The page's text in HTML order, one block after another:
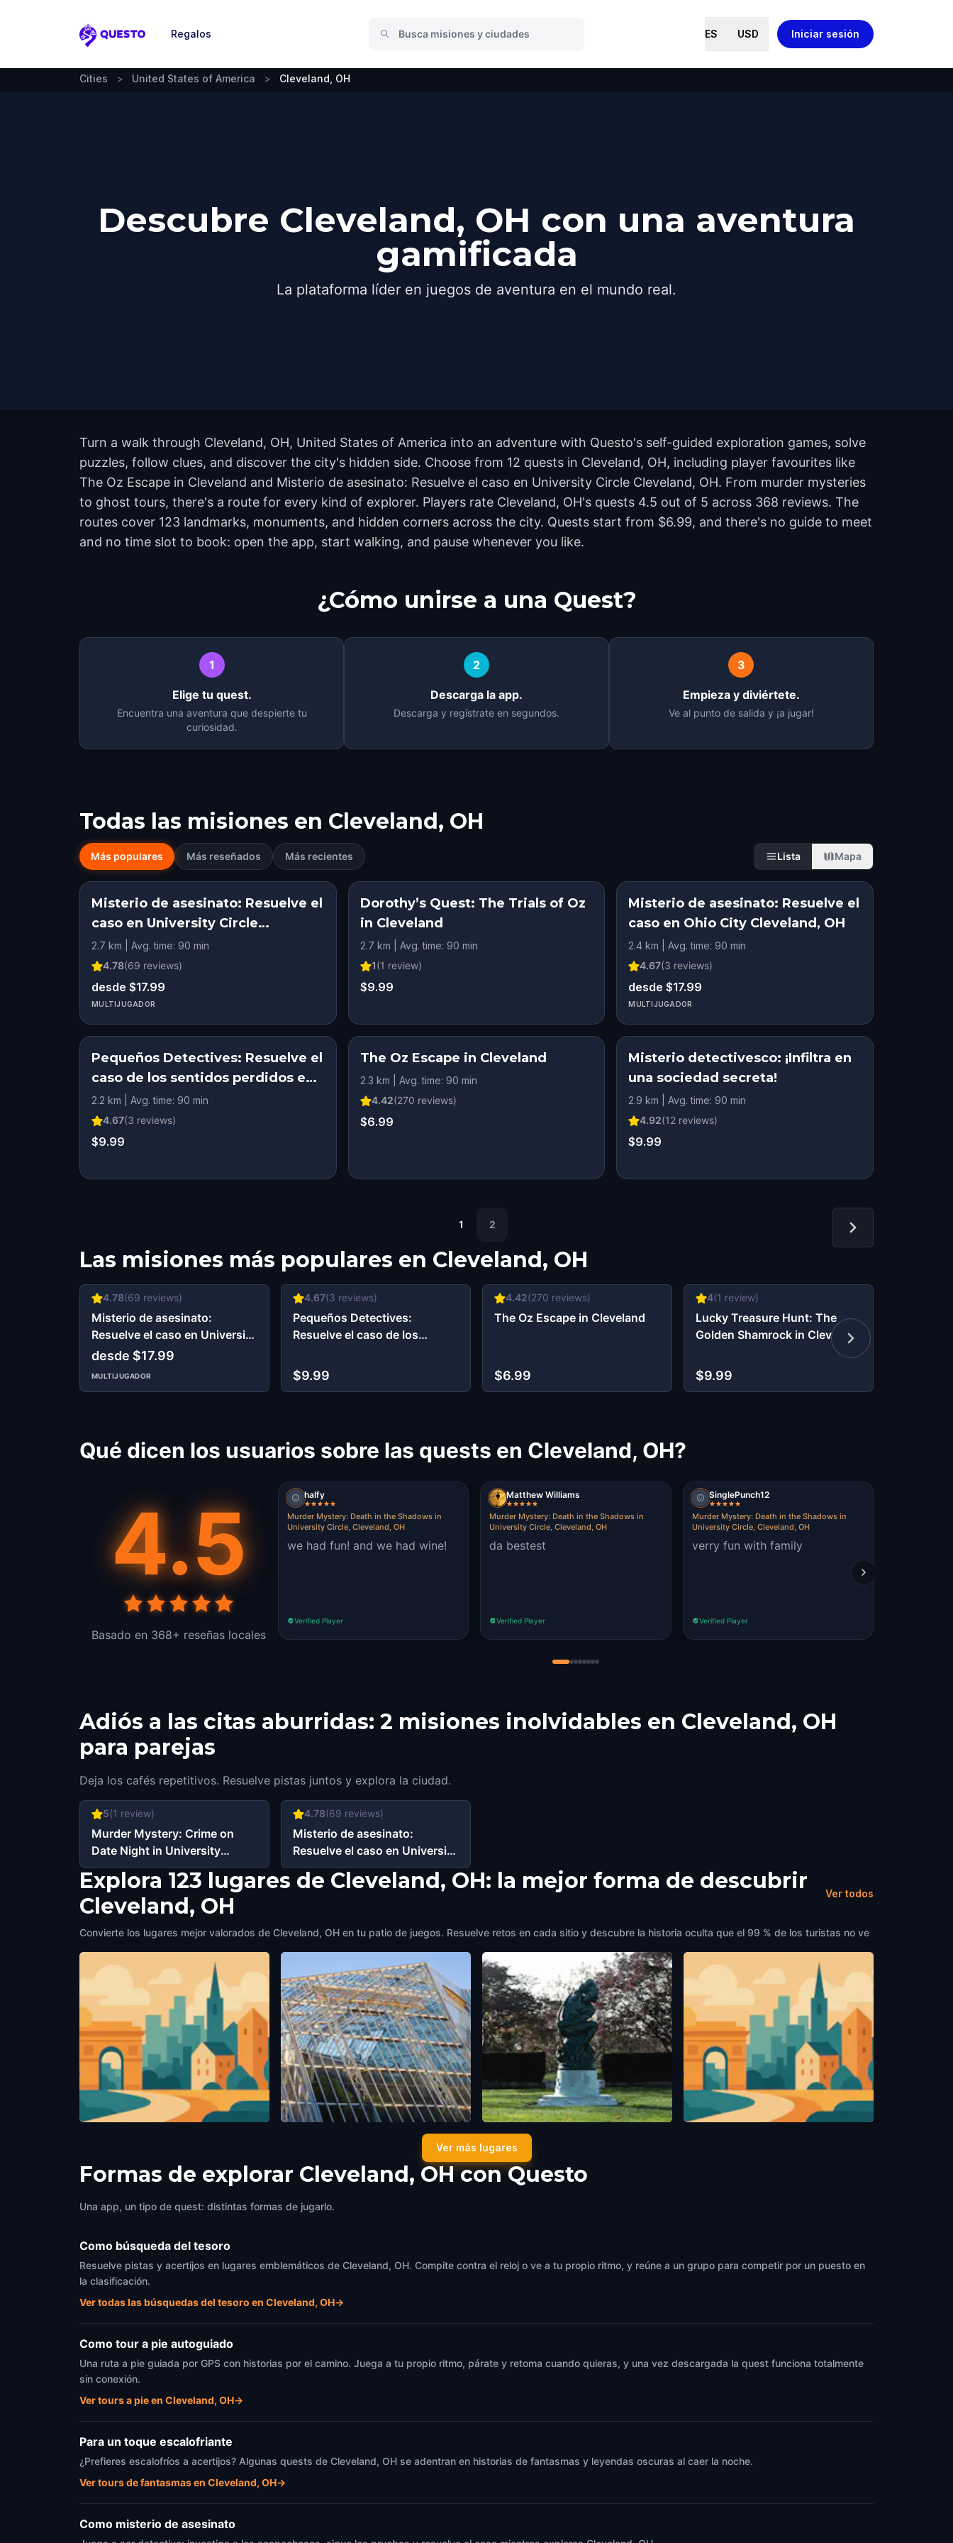
Questo
Regalos ES USD Iniciar sesión
Cities > United States of America > Cleveland, OH
Descubre Cleveland, OH con una aventura
gamificada
La plataforma líder en juegos de aventura en el mundo real.
Turn a walk through Cleveland, OH, United States of America into an adventure with Questo's self-guided exploration games, solve
puzzles, follow clues, and discover the city's hidden side. Choose from 12 quests in Cleveland, OH, including player favourites like
The Oz Escape in Cleveland and Misterio de asesinato: Resuelve el caso en University Circle Cleveland, OH. From murder mysteries
to ghost tours, there's a route for every kind of explorer. Players rate Cleveland, OH's quests 4.5 out of 5 across 368 reviews. The
routes cover 123 landmarks, monuments, and hidden corners across the city. Quests start from $6.99, and there's no guide to meet
and no time slot to book: open the app, start walking, and pause whenever you like.
¿Cómo unirse a una Quest?
1
Elige tu quest.
Encuentra una aventura que despierte tu
curiosidad.
2
Descarga la app.
Descarga y regístrate en segundos.
3
Empieza y diviértete.
Ve al punto de salida y ¡a jugar!
Todas las misiones en Cleveland, OH
Más populares Más reseñados Más recientes Lista Mapa
Misterio de asesinato: Resuelve el
caso en University Circle
Cleveland, OH
2.7 km | Avg. time: 90 min
4.78(69 reviews)
desde $17.99
MULTIJUGADOR
Dorothy’s Quest: The Trials of Oz
in Cleveland
2.7 km | Avg. time: 90 min
1(1 review)
$9.99
Misterio de asesinato: Resuelve el
caso en Ohio City Cleveland, OH
2.4 km | Avg. time: 90 min
4.67(3 reviews)
desde $17.99
MULTIJUGADOR
Pequeños Detectives: Resuelve el
caso de los sentidos perdidos en
Cleveland, OH
2.2 km | Avg. time: 90 min
4.67(3 reviews)
$9.99
The Oz Escape in Cleveland
2.3 km | Avg. time: 90 min
4.42(270 reviews)
$6.99
Misterio detectivesco: ¡Infiltra en
una sociedad secreta!
2.9 km | Avg. time: 90 min
4.92(12 reviews)
$9.99
1 2
Las misiones más populares en Cleveland, OH
4.78(69 reviews)
Misterio de asesinato:
Resuelve el caso en University
Circle Cleveland, OH
desde $17.99
MULTIJUGADOR
4.67(3 reviews)
Pequeños Detectives:
Resuelve el caso de los
Cleveland, OH
$9.99
4.42(270 reviews)
The Oz Escape in Cleveland
$6.99
4(1 review)
Lucky Treasure Hunt: The
Golden Shamrock in Cleveland
$9.99
Qué dicen los usuarios sobre las quests en Cleveland, OH?
4.5
Basado en 368+ reseñas locales
halfy
Murder Mystery: Death in the Shadows in
University Circle, Cleveland, OH
we had fun! and we had wine!
Verified Player
Matthew Williams
Murder Mystery: Death in the Shadows in
University Circle, Cleveland, OH
da bestest
Verified Player
SinglePunch12
Murder Mystery: Death in the Shadows in
University Circle, Cleveland, OH
verry fun with family
Verified Player
Adiós a las citas aburridas: 2 misiones inolvidables en Cleveland, OH
para parejas
Deja los cafés repetitivos. Resuelve pistas juntos y explora la ciudad.
5(1 review)
Murder Mystery: Crime on
Date Night in University
Circle, Cleveland, OH
4.78(69 reviews)
Misterio de asesinato:
Resuelve el caso en University
Circle Cleveland, OH
Explora 123 lugares de Cleveland, OH: la mejor forma de descubrir
Cleveland, OH
Ver todos
Convierte los lugares mejor valorados de Cleveland, OH en tu patio de juegos. Resuelve retos en cada sitio y descubre la historia oculta que el 99 % de los turistas no ve
Cleveland Botanical Garden
United States of America
Cleveland Museum of Art
Cleveland, OH
Ver más lugares
Formas de explorar Cleveland, OH con Questo
Una app, un tipo de quest: distintas formas de jugarlo.
Como búsqueda del tesoro
Resuelve pistas y acertijos en lugares emblemáticos de Cleveland, OH. Compite contra el reloj o ve a tu propio ritmo, y reúne a un grupo para competir por un puesto en
la clasificación.
Ver todas las búsquedas del tesoro en Cleveland, OH→
Como tour a pie autoguiado
Una ruta a pie guiada por GPS con historias por el camino. Juega a tu propio ritmo, párate y retoma cuando quieras, y una vez descargada la quest funciona totalmente
sin conexión.
Ver tours a pie en Cleveland, OH→
Para un toque escalofriante
¿Prefieres escalofríos a acertijos? Algunas quests de Cleveland, OH se adentran en historias de fantasmas y leyendas oscuras al caer la noche.
Ver tours de fantasmas en Cleveland, OH→
Como misterio de asesinato